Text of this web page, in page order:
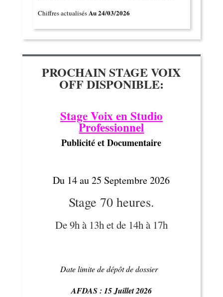
Chiffres actualisés Au 24/03/2026
PROCHAIN STAGE VOIX
OFF DISPONIBLE:
Stage Voix en Studio
Professionnel
Publicité et Documentaire
Du 14 au 25 Septembre2026
Stage 70 heures.
De 9h à 13h et de 14h à 17h
Date limite de dépôt de dossier
AFDAS : 15 Juillet 2026